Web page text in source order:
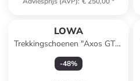
LOWA
Trekkingschoenen "Axos GTX"
blauw
-48%